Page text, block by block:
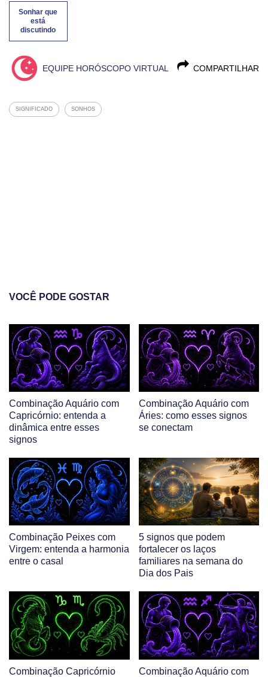
Sonhar que
está
discutindo
COMPARTILHAR
EQUIPE HORÓSCOPO VIRTUAL
SIGNIFICADO SONHOS
VOCÊ PODE GOSTAR
Combinação Aquário com
Capricórnio: entenda a
dinâmica entre esses
signos
Combinação Aquário com
Áries: como esses signos
se conectam
Combinação Peixes com
Virgem: entenda a harmonia
entre o casal
5 signos que podem
fortalecer os laços
familiares na semana do
Dia dos Pais
Combinação Capricórnio
Combinação Aquário com